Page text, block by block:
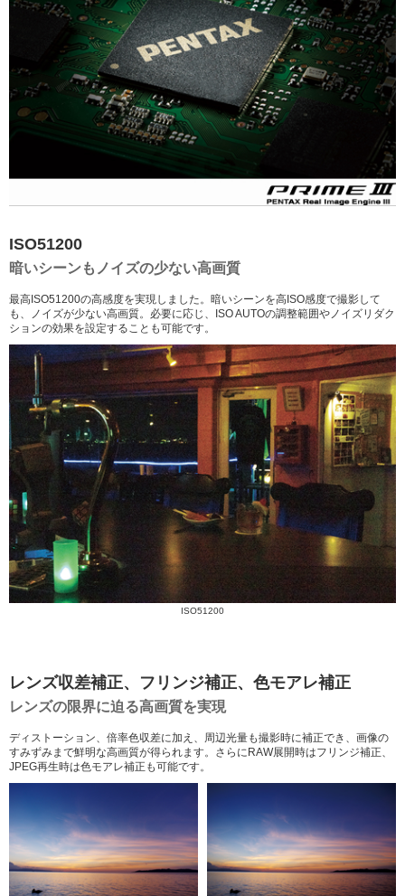
ISO51200
暗いシーンもノイズの少ない高画質
最高ISO51200の高感度を実現しました。暗いシーンを高ISO感度で撮影して
も、ノイズが少ない高画質。必要に応じ、ISO AUTOの調整範囲やノイズリダク
ションの効果を設定することも可能です。
ISO51200
レンズ収差補正、フリンジ補正、色モアレ補正
レンズの限界に迫る高画質を実現
ディストーション、倍率色収差に加え、周辺光量も撮影時に補正でき、画像の
すみずみまで鮮明な高画質が得られます。さらにRAW展開時はフリンジ補正、
JPEG再生時は色モアレ補正も可能です。